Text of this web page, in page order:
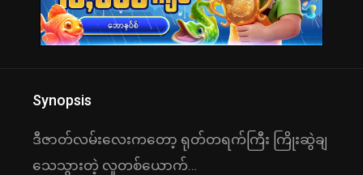
Synopsis
ဒီဇာတ်လမ်းလေးကတော့ ရုတ်တရက်ကြီး ကြိုးဆွဲချ
သေသွားတဲ့ လူတစ်ယောက်…